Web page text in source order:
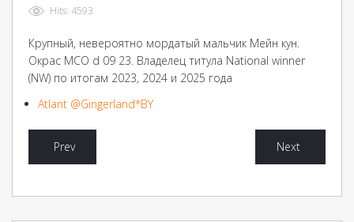
Hits: 4593
Крупный, невероятно мордатый мальчик Мейн кун.
Окрас MCO d 09 23. Владелец титула National winner
(NW) по итогам 2023, 2024 и 2025 года
Atlant @Gingerland*BY
Prev Next